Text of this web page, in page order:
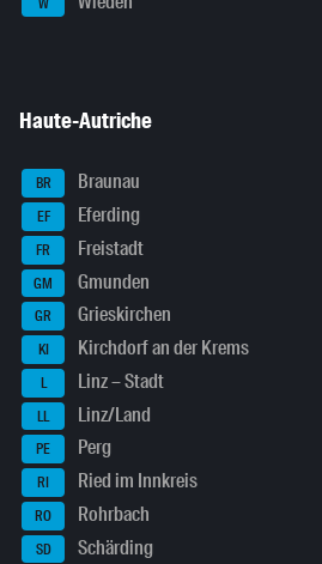
Haute-Autriche
BR Braunau
EF Eferding
FR Freistadt
GM Gmunden
GR Grieskirchen
KI Kirchdorf an der Krems
L Linz – Stadt
LL Linz/Land
PE Perg
RI Ried im Innkreis
RO Rohrbach
SD Schärding